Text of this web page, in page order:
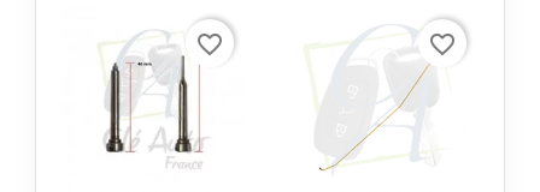
favorite_border favorite_border